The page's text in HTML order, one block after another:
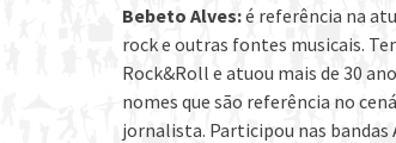
Bebeto Alves:é referência na
rock e outras fontes musicais.
Rock&Roll e atuou mais de 30
nomes que são referência no
jornalista. Participou nas bandas